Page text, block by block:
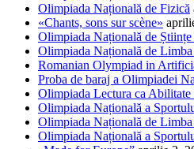
Olimpiada Națională de Fizică
«Chants, sons sur scène»
Olimpiada Națională de
Olimpiada Națională de Limba
Romanian Olympiad in
Proba de baraj a Olimpiadei
Olimpiada Lectura ca
Olimpiada Națională a
Olimpiada Națională de
Olimpiada Națională a